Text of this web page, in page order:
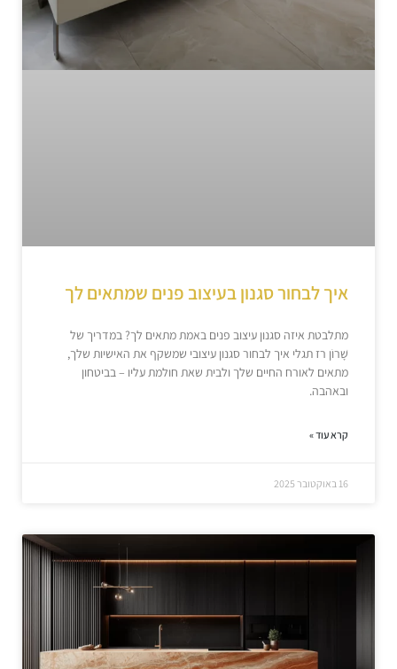
איך לבחור סגנון בעיצוב פנים שמתאים לך
מתלבטת איזה סגנון עיצוב פנים באמת מתאים לך? במדריך של
שָׁרוֹן רז תגלי איך לבחור סגנון עיצובי שמשקף את האישיות שלך,
מתאים לאורח החיים שלך ולבית שאת חולמת עליו – בביטחון
ובאהבה.
קרא עוד »
16 באוקטובר 2025